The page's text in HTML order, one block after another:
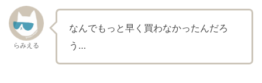
らみえる
なんでもっと早く買わなかったんだろ
う…